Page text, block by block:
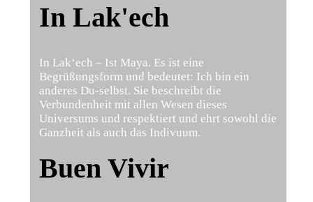
In Lak'ech
In Lak‘ech – Ist Maya. Es ist eine
Begrüßungsform und bedeutet: Ich bin ein
anderes Du-selbst. Sie beschreibt die
Verbundenheit mit allen Wesen dieses
Universums und respektiert und ehrt sowohl die
Ganzheit als auch das Indivuum.
Buen Vivir